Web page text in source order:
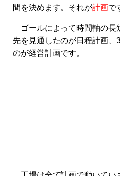
間を決めます。それが計画で
ゴールによって時間軸の
先を見通したのが日程計画、
のが経営計画です。